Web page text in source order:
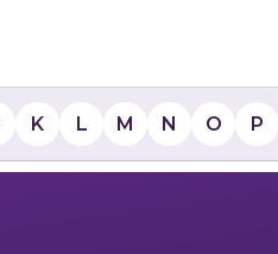
K L M N O P